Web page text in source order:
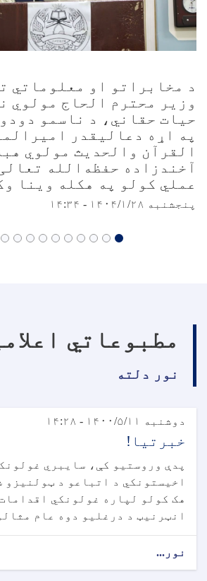
د مخابراتو او معلوماتي
وزیر محترم الحاج مولوي
حیات حقاني، د ناسمو
په اړه دعاليقدر
القرآن والحدیث مولوي
آخندزاده حفظه‌الله
عملي کولو په هکله وینا
پنجشنبه ۱۴۰۴/۱/۲۸ - ۱۴:۳۴
مطبوعاتي
نور دلته
دوشنبه ۱۴۰۰/۵/۱۱ - ۱۴:۲۸
خبرتیا!
پدې وروستیو کې، سایبري
اخیستونکي د اتباعو د ټولنیزو
هک کولو لپاره غولونکي
انټرنیټ د درغلیو دوه عام
نور...